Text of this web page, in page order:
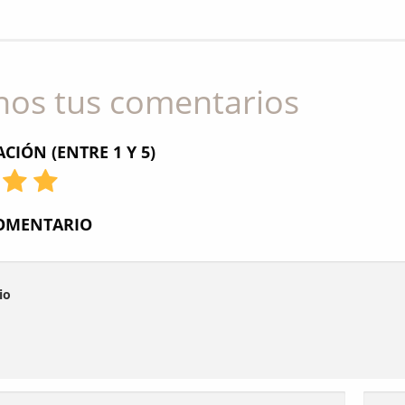
tus comentarios
(ENTRE 1 Y 5)